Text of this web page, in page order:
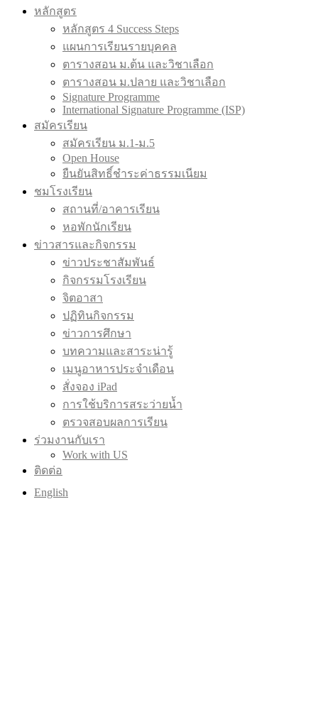
หลักสูตร
หลักสูตร 4 Success Steps
แผนการเรียนรายบุคคล
ตารางสอน ม.ต้น และวิชาเลือก
ตารางสอน ม.ปลาย และวิชาเลือก
Signature Programme
International Signature Programme (ISP)
สมัครเรียน
สมัครเรียน ม.1-ม.5
Open House
ยืนยันสิทธิ์ชำระค่าธรรมเนียม
ชมโรงเรียน
สถานที่/อาคารเรียน
หอพักนักเรียน
ข่าวสารและกิจกรรม
ข่าวประชาสัมพันธ์
กิจกรรมโรงเรียน
จิตอาสา
ปฏิทินกิจกรรม
ข่าวการศึกษา
บทความและสาระน่ารู้
เมนูอาหารประจำเดือน
สั่งจอง iPad
การใช้บริการสระว่ายน้ำ
ตรวจสอบผลการเรียน
ร่วมงานกับเรา
Work with US
ติดต่อ
English